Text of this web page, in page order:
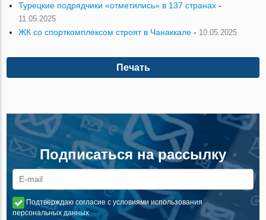
Турецкие подрядчики «отметились» в 137 странах -
11.05.2025
ЖК со спорткомплексом строят в Чанаккале - 10.05.2025
Печать
Подписаться на рассылку
Подтверждаю согласие с условиями использования
персональных данных